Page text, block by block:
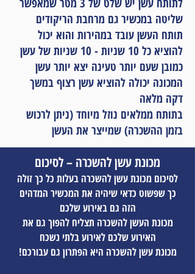
לתותח עשן יש שלט של 3 מטר שמאפשר
שליטה במכשיר גם מרחבת הריקודים
תותח העשן עובד במהירות והוא יכול
להוציא כל 10 שניות - 10 שניות של עשן
כמובן שעם יותר טעינה יצא יותר עשן
המכונה יכולה להוציא עשן רצוף במשך
דקה מלאה
בתותח ממלאים נוזל מיוחד (ניתן לרכוש
בזמן ההשכרה) שמייצר את העשן
מכונת עשן להשכרה – לסיכום
לסיכום מכונת עשן להשכרה בעלות כל כך זולה
כך שפשוט כדאי שיהיה את המכשיר המדהים
הזה גם באירוע שלכם
מכונת העשן להשכרה תצליח להפוך גם את
האירוע שלכם לאירוע בלתי נשכח
מכונת עשן להשכרה היא הפתרון גם עבורכם!